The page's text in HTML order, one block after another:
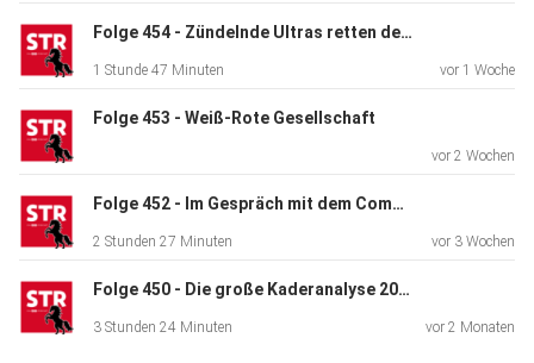
00:00:00 Begrüßung 00:02:54 Persönliche Entscheidung
00:15:31
00:33:57
Strukturen, Zusammenarbeit & interne Mechanik 00:52:34
01:14:03
Kommunikationsstrategie, Internationalisierung & Social
01:36:49 Bilanz & Zukunft 01:41:57 Hinweise &
Verabschiedung
Folge 454 - Zündelnde Ultras retten den DFB
1 Stunde 47 Minuten vor 1 Woche
Folge 453 - Weiß‑Rote Gesellschaft
vor 2 Wochen
Folge 452 - Im Gespräch mit dem Commando Cannstatt
2 Stunden 27 Minuten vor 3 Wochen
Folge 450 - Die große Kaderanalyse 2025/26
3 Stunden 24 Minuten vor 2 Monaten